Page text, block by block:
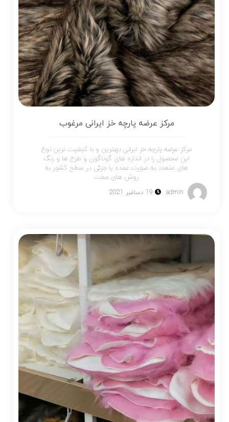
مرکز عرضه پارچه خز ایرانی مرغوب
مرکز عرضه پارچه خز ایرانی بهترین و با کیفیت ترین نوع
این محصول را در اندازه های گوناگون و طرح ها و رنگ
های متعدد به صورت عمده یا جزئی در سطح کشور به
روش های مخت
admin 19 دسامبر 2021